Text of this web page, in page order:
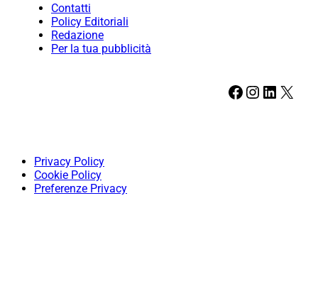
Contatti
Policy Editoriali
Redazione
Per la tua pubblicità
Facebook Instagram LinkedIn X
Privacy Policy
Cookie Policy
Preferenze Privacy